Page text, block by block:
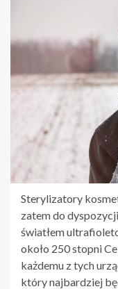
Sterylizatory
zatem do
światłem
około 250 stopni
każdemu z tych
który najbardziej